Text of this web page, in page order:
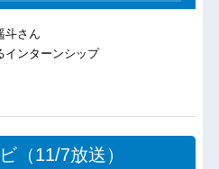
斗さん
インターンシップ
（11/7放送）